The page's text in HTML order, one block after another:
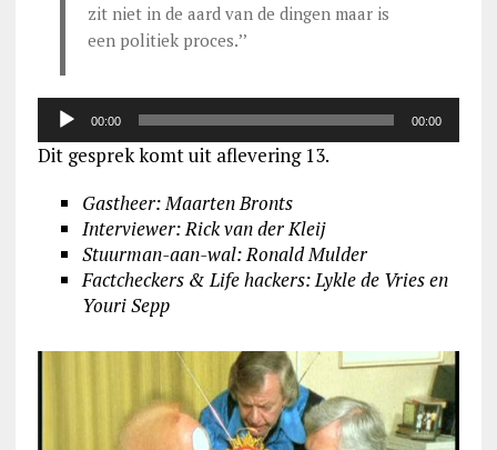
zit niet in de aard van de dingen maar is
een politiek proces.ʼʼ
00:00 00:00
Dit gesprek komt uit aflevering 13.
Gastheer: Maarten Bronts
Interviewer: Rick van der Kleij
Stuurman-aan-wal: Ronald Mulder
Factcheckers & Life hackers: Lykle de Vries en
Youri Sepp